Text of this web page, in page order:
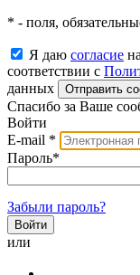
* - поля,
Я даю согласие
соответствии с
данных
Отправить
Спасибо за Ваше
Войти
E-mail *
Пароль*
Забыли пароль?
или